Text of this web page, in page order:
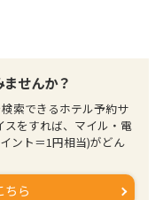
せんか？
索できるホテル予約サ
をすれば、マイル・電
ント＝1円相当)がどん
ちら